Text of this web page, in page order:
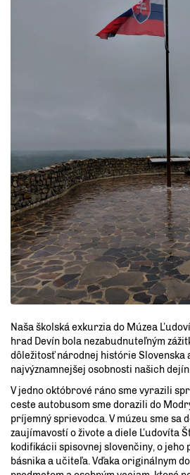
Naša školská exkurzia do Múzea
hrad Devín bola nezabudnuteľným
dôležitosť národnej histórie Slovenska
najvýznamnejšej osobnosti našich
V jedno októbrové ráno sme vyrazili
ceste autobusom sme dorazili do
príjemný sprievodca. V múzeu sme sa
zaujímavostí o živote a diele Ľudovíta
kodifikácii spisovnej slovenčiny, o jeho
básnika a učiteľa. Vďaka originálnym